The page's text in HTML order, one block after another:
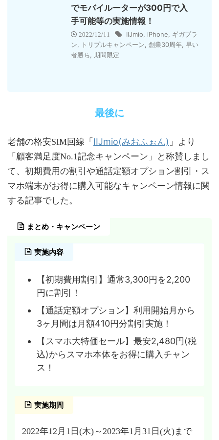
でモバイルーターが300円で入
手可能等の実施情報！
2022/12/11 IIJmio iPhone
ギガプラ
ン
トリプルキャンペーン 創業30周年 早い
者勝ち 期間限定
最後に
老舗の格安SIM回線「 IIJmio(みおふぉん) 」より
「顧客満足度No.1記念キャンペーン」と称賛しまし
て、初期費用の割引や通話定額オプション割引・ス
マホ端末がお得に購入可能なキャンペーン情報に関
する記事でした。
まとめ・キャンペーン
実施内容
【初期費用割引】通常3,300円を2,200
円に割引！
【通話定額オプション】利用開始月から
3ヶ月間は月額410円分割引実施！
【スマホ大特価セール】最安2,480円(税
込)からスマホ本体をお得に購入チャン
ス！
実施期間
2022年12月1日(木)～2023年1月31日(火)まで